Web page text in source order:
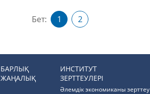
Бет: 1 2
БАРЛЫҚ
ЖАҢАЛЫҚ
ИНСТИТУТ
ЗЕРТТЕУЛЕРІ
Әлемдік экономиканы зерттеу